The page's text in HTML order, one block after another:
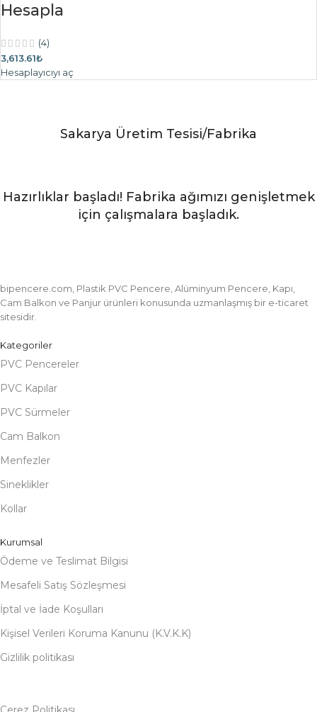
Hesapla
(4)
3,613.61₺
Hesaplayıcıyı aç
Sakarya Üretim Tesisi/Fabrika
Hazırlıklar başladı! Fabrika ağımızı genişletmek
için çalışmalara başladık.
bipencere.com, Plastik PVC Pencere, Alüminyum Pencere, Kapı,
Cam Balkon ve Panjur ürünleri konusunda uzmanlaşmış bir e-ticaret
sitesidir.
Kategoriler
PVC Pencereler
PVC Kapılar
PVC Sürmeler
Cam Balkon
Menfezler
Sineklikler
Kollar
Kurumsal
Ödeme ve Teslimat Bilgisi
Mesafeli Satış Sözleşmesi
İptal ve İade Koşulları
Kişisel Verileri Koruma Kanunu (K.V.K.K)
Gizlilik politikası